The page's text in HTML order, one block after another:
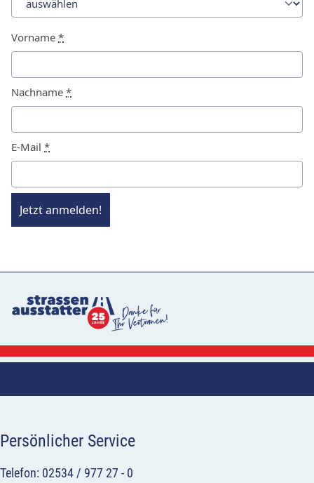
Vorname *
Nachname *
E-Mail *
Jetzt anmelden!
Persönlicher Service
Telefon: 02534 / 977 27 - 0